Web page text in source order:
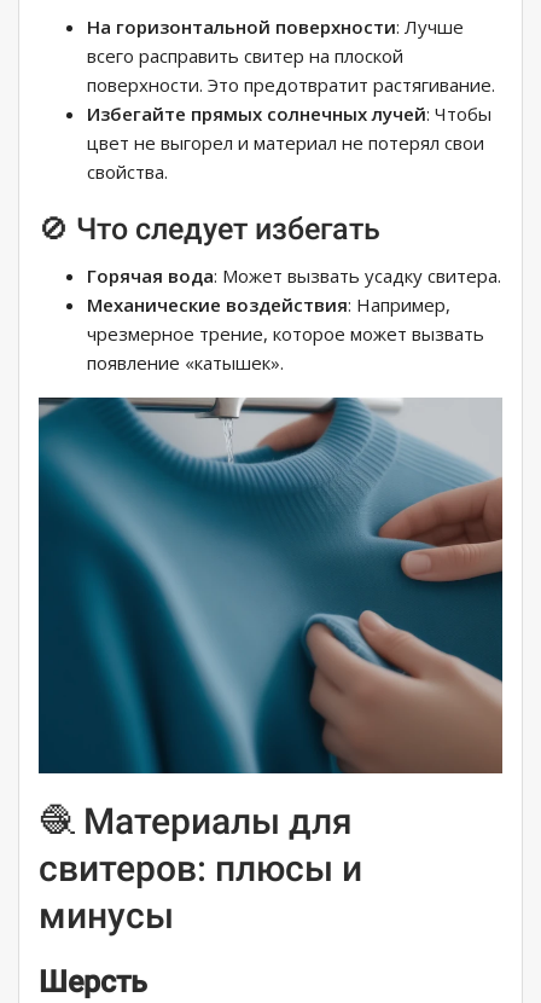
На горизонтальной поверхности: Лучше
всего расправить свитер на плоской
поверхности. Это предотвратит растягивание.
Избегайте прямых солнечных лучей: Чтобы
цвет не выгорел и материал не потерял свои
свойства.
🚫 Что следует избегать
Горячая вода: Может вызвать усадку свитера.
Механические воздействия: Например,
чрезмерное трение, которое может вызвать
появление «катышек».
🧶 Материалы для
свитеров: плюсы и
минусы
Шерсть